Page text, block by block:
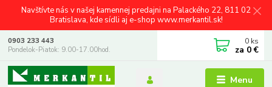
Navštívte nás v našej kamennej predajni na Palackého 22, 811 02
Bratislava, kde sídli aj e-shop www.merkantil.sk!
Menu
0903 233 443
Pondelok-Piatok: 9.00-17.00hod.
0 ks
za 0 €